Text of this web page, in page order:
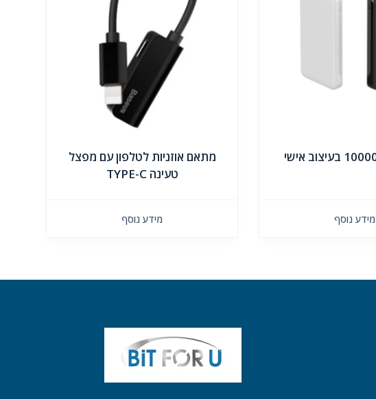
מידע נוסף
מתאם אוזניות לטלפון עם מפצל
טעינה TYPE-C
מידע נוסף